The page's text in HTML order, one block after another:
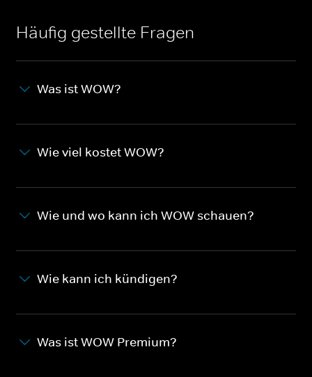
Häufig gestellte Fragen
Was ist WOW?
Wie viel kostet WOW?
Wie und wo kann ich WOW schauen?
Wie kann ich kündigen?
Was ist WOW Premium?